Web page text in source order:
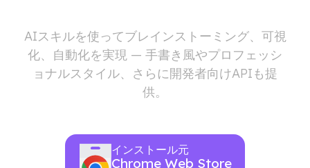
AIスキルを使ってブレインストーミング、可視
化、自動化を実現 — 手書き風やプロフェッシ
ョナルスタイル、さらに開発者向けAPIも提
供。
インストール元
Chrome Web Store